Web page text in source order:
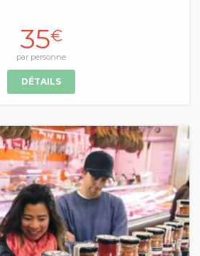
35€
par personne
DÉTAILS